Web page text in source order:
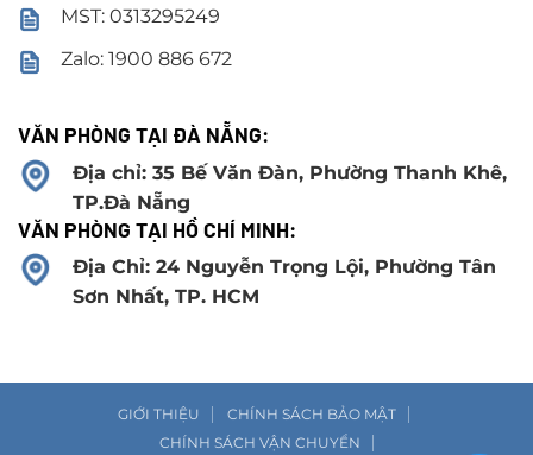
MST: 0313295249
Zalo: 1900 886 672
VĂN PHÒNG TẠI ĐÀ NẴNG:
Địa chỉ: 35 Bế Văn Đàn, Phường Thanh Khê,
TP.Đà Nẵng
VĂN PHÒNG TẠI HỒ CHÍ MINH:
Địa Chỉ: 24 Nguyễn Trọng Lội, Phường Tân
Sơn Nhất, TP. HCM
GIỚI THIỆU
CHÍNH SÁCH BẢO MẬT
CHÍNH SÁCH VẬN CHUYỂN